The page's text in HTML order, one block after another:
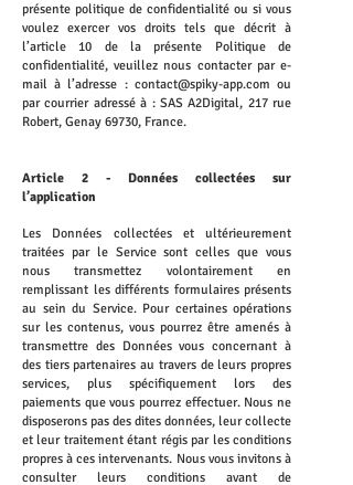
présente politique de confidentialité ou si vous
voulez exercer vos droits tels que décrit à
l’article 10 de la présente Politique de
confidentialité, veuillez nous contacter par e-
mail à l’adresse : contact@spiky-app.com ou
par courrier adressé à : SAS A2Digital, 217 rue
Robert, Genay 69730, France.
Article 2 - Données collectées sur
l’application
Les Données collectées et ultérieurement
traitées par le Service sont celles que vous
nous transmettez volontairement en
remplissant les différents formulaires présents
au sein du Service. Pour certaines opérations
sur les contenus, vous pourrez être amenés à
transmettre des Données vous concernant à
des tiers partenaires au travers de leurs propres
services, plus spécifiquement lors des
paiements que vous pourrez effectuer. Nous ne
disposerons pas des dites données, leur collecte
et leur traitement étant régis par les conditions
propres à ces intervenants. Nous vous invitons à
consulter leurs conditions avant de